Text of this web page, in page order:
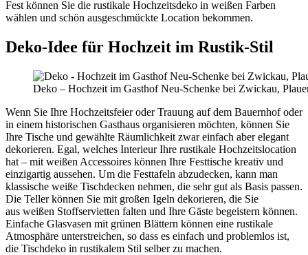
Fest können Sie die rustikale Hochzeitsdeko in weißen Farben
wählen und schön ausgeschmückte Location bekommen.
Deko-Idee für Hochzeit im Rustik-Stil
Deko – Hochzeit im Gasthof Neu-Schenke bei Zwickau,
Wenn Sie Ihre Hochzeitsfeier oder Trauung auf dem Bauernhof oder
in einem historischen Gasthaus organisieren möchten, können Sie
Ihre Tische und gewählte Räumlichkeit zwar einfach aber elegant
dekorieren. Egal, welches Interieur Ihre rustikale Hochzeitslocation
hat – mit weißen Accessoires können Ihre Festtische kreativ und
einzigartig aussehen. Um die Festtafeln abzudecken, kann man
klassische weiße Tischdecken nehmen, die sehr gut als Basis passen.
Die Teller können Sie mit großen Igeln dekorieren, die Sie
aus weißen Stoffservietten falten und Ihre Gäste begeistern können.
Einfache Glasvasen mit grünen Blättern können eine rustikale
Atmosphäre unterstreichen, so dass es einfach und problemlos ist,
die Tischdeko in rustikalem Stil selber zu machen.